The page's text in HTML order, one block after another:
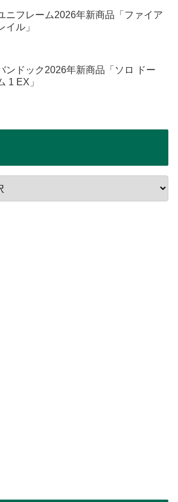
ニフレーム2026年新商品「ファイア
イル」
ンドック2026年新商品「ソロ ドー
1 EX」